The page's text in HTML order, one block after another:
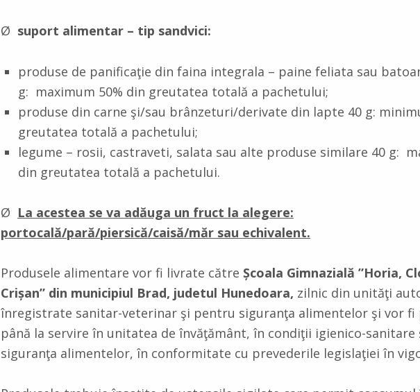
Ø suport alimentar – tip sandvici:
produse de panificaţie din faina integrala – paine feliata sau
g: maximum 50% din greutatea totală a pachetului;
produse din carne şi/sau brânzeturi/derivate din lapte 40 g:
greutatea totală a pachetului;
legume – rosii, castraveti, salata sau alte produse similare 40 g:
din greutatea totală a pachetului.
Ø La acestea se va adăuga un fruct la alegere:
portocală/pară/piersică/caisă/măr sau echivalent.
Produsele alimentare vor fi livrate către Școala Gimnazială ”Horia,
Crișan” din municipiul Brad, judetul Hunedoara, zilnic din unităţi
înregistrate sanitar-veterinar şi pentru siguranţa alimentelor şi vor fi
până la servire în unitatea de învăţământ, în condiţii igienico-sanitare
siguranţa alimentelor, în conformitate cu prevederile legislaţiei în